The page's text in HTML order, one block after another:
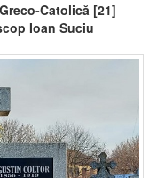
Catolică [21]
Ioan Suciu